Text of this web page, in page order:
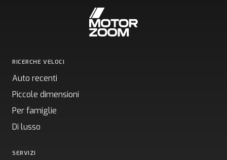
RICERCHE VELOCI
Auto recenti
Piccole dimensioni
Per famiglie
Di lusso
SERVIZI